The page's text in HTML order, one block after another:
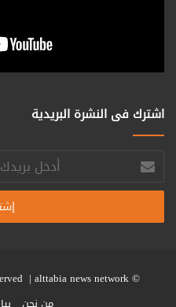
اشترك فى النشرة البريدية
أدخل
بريدك
الإلكتروني
© Copyright 2026, All Rights Reserved |
alttabia news network